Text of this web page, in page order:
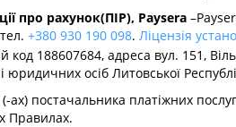
про рахунок(ПІР), Paysera
+380 930 190 098. Ліцензія
код 188607684, адреса вул. 151,
осіб Литовської
постачальника платіжних послуг
Правилах.